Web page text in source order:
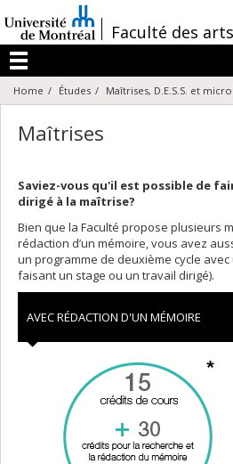
au
contenu
/Faculté des
Menu
Home Études Maîtrises, D.E.S.S. et
Maîtrises
Saviez-vous qu'il est possible de
dirigé à la maîtrise?
Bien que la Faculté propose plusieurs
rédaction d’un mémoire, vous avez
un programme de deuxième cycle
faisant un stage ou un travail dirigé).
AVEC RÉDACTION D'UN MÉMOIRE